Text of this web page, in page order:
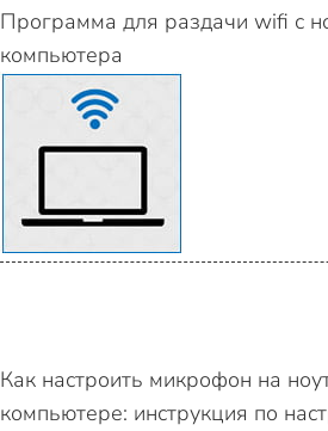
Программа для раздачи wifi с
компьютера
Как настроить микрофон на
компьютере: инструкция по